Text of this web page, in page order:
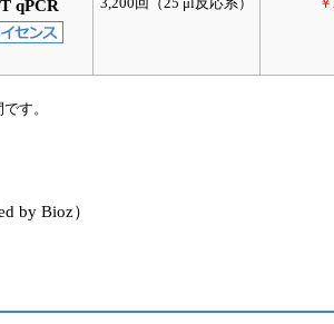
qPCR
す。
by Bioz）